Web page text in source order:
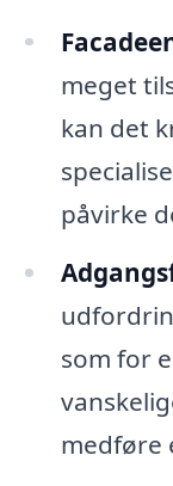
meget
kan det
påvirke
som for
medføre